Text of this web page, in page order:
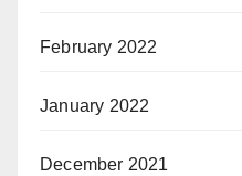
February 2022
January 2022
December 2021